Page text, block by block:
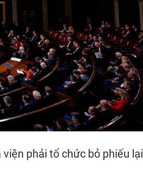
phải tổ chức bỏ phiếu lại